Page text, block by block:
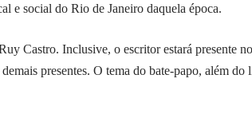
e social do Rio de Janeiro daquela época.
Castro. Inclusive, o escritor estará presente no
presentes. O tema do bate-papo, além do